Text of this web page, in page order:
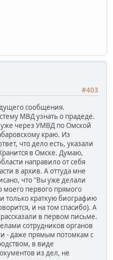
#403
сообщения.
МВД узнать о прадеде.
уже через УМВД по Омской
краю. Из
что дело есть, указали
в Омске. Думаю,
направило от себя
в архив. А оттуда мне
что "Вы уже делали
моего первого прямого
только краткую биографию
и на том спасибо). А
в первом письме.
сотрудников органов
- даже прямым потомкам с
в виде
из дел, не